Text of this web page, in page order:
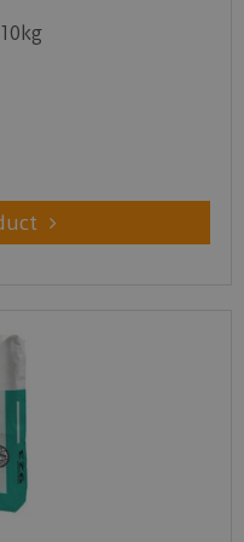
van gefreesde
en zandcement
van gaten en
mengseldikte is
aan te
van 2 mm